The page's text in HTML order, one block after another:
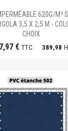
Ajouter au panier
620G/M²
3,5 X 2,5 M -
CHOIX
€ TTC 389,98